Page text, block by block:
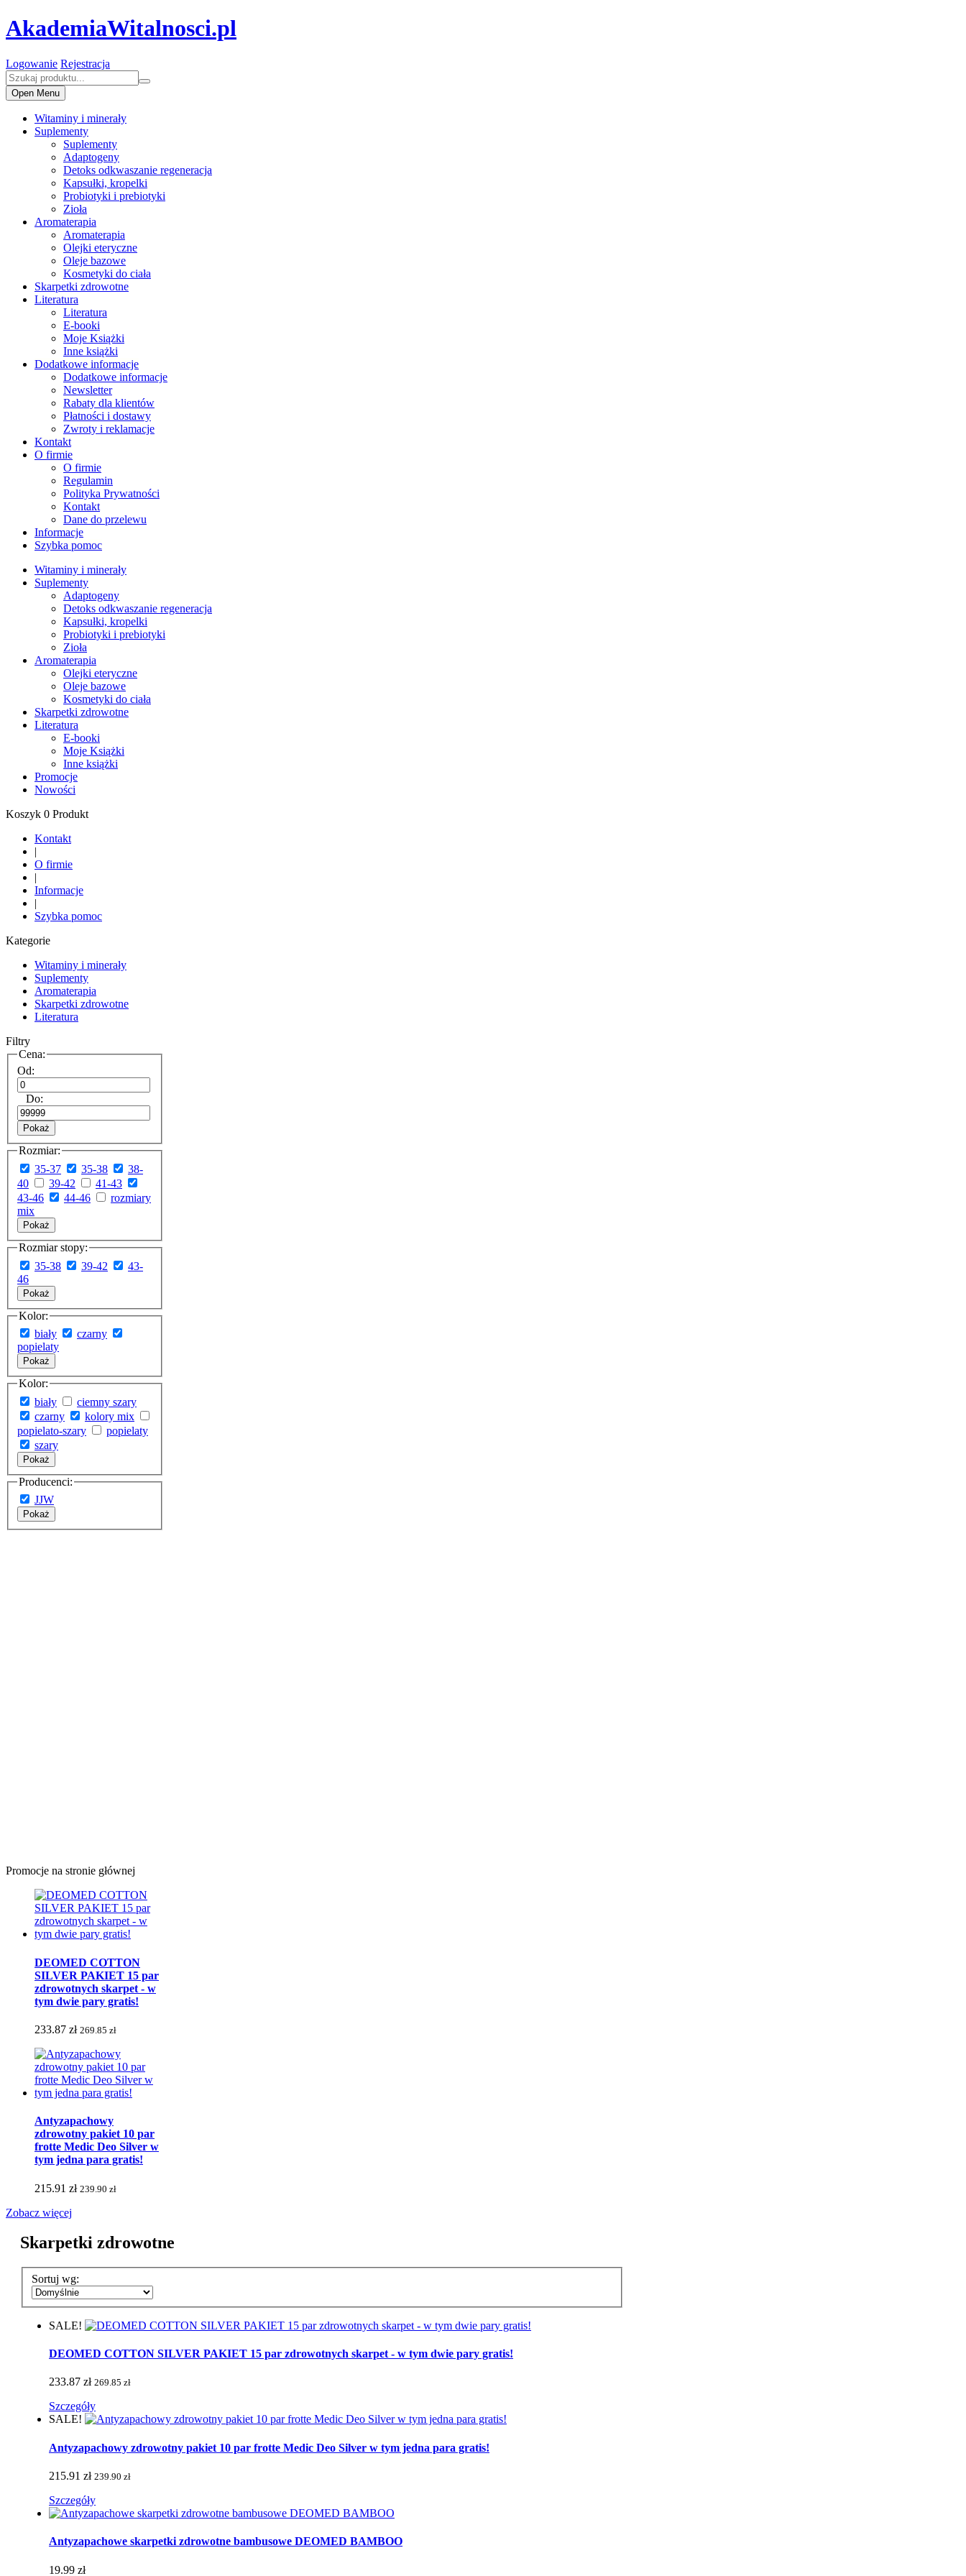
AkademiaWitalnosci.pl
Logowanie Rejestracja
Open Menu
Witaminy i minerały
Suplementy
Suplementy
Adaptogeny
Detoks odkwaszanie regeneracja
Kapsułki, kropelki
Probiotyki i prebiotyki
Zioła
Aromaterapia
Aromaterapia
Olejki eteryczne
Oleje bazowe
Kosmetyki do ciała
Skarpetki zdrowotne
Literatura
Literatura
E-booki
Moje Książki
Inne książki
Dodatkowe informacje
Dodatkowe informacje
Newsletter
Rabaty dla klientów
Płatności i dostawy
Zwroty i reklamacje
Kontakt
O firmie
O firmie
Regulamin
Polityka Prywatności
Kontakt
Dane do przelewu
Informacje
Szybka pomoc
Witaminy i minerały
Suplementy
Adaptogeny
Detoks odkwaszanie regeneracja
Kapsułki, kropelki
Probiotyki i prebiotyki
Zioła
Aromaterapia
Olejki eteryczne
Oleje bazowe
Kosmetyki do ciała
Skarpetki zdrowotne
Literatura
E-booki
Moje Książki
Inne książki
Promocje
Nowości
Koszyk 0 Produkt
Kontakt
|
O firmie
|
Informacje
|
Szybka pomoc
Kategorie
Witaminy i minerały
Suplementy
Aromaterapia
Skarpetki zdrowotne
Literatura
Filtry
Cena:
Od:
Do:
Pokaż
Rozmiar:
35-37
35-38
38-
40
39-42
41-43
43-46
44-46
rozmiary
mix
Pokaż
Rozmiar stopy:
35-38
39-42
43-
46
Pokaż
Kolor:
biały
czarny
popielaty
Pokaż
Kolor:
biały
ciemny szary
czarny
kolory mix
popielato-szary
popielaty
szary
Pokaż
Producenci:
JJW
Pokaż
Promocje na stronie głównej
DEOMED COTTON
SILVER PAKIET 15 par
zdrowotnych skarpet - w
tym dwie pary gratis!
233.87 zł 269.85 zł
Antyzapachowy
zdrowotny pakiet 10 par
frotte Medic Deo Silver w
tym jedna para gratis!
215.91 zł 239.90 zł
Zobacz więcej
Skarpetki zdrowotne
Sortuj wg:
SALE!
DEOMED COTTON SILVER PAKIET 15 par zdrowotnych skarpet - w tym dwie pary gratis!
233.87 zł 269.85 zł
Szczegóły
SALE!
Antyzapachowy zdrowotny pakiet 10 par frotte Medic Deo Silver w tym jedna para gratis!
215.91 zł 239.90 zł
Szczegóły
Antyzapachowe skarpetki zdrowotne bambusowe DEOMED BAMBOO
19.99 zł